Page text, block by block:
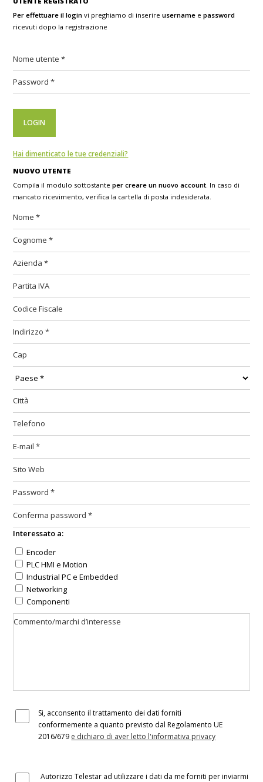
Per effettuare il login vi preghiamo di inserireusername epassword
ricevuti dopo la registrazione
Hai dimenticato le tue credenziali?
NUOVO UTENTE
Compila il modulo sottostanteper creare un nuovo account. In caso di
mancato ricevimento, verifica la cartella di posta indesiderata.
Interessato a:
Encoder
PLC HMI e Motion
Industrial PC e Embedded
Networking
Componenti
Si, acconsento il trattamento dei dati forniti
conformemente a quanto previsto dal Regolamento UE
2016/679 e dichiaro di aver letto l'informativa privacy
Autorizzo Telestar ad utilizzare i dati da me forniti per inviarmi